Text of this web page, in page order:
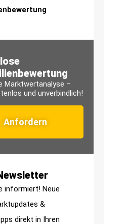
Marktwertanalyse –
und unverbindlich!
Anfordern
informiert! Neue
&
direkt in Ihren